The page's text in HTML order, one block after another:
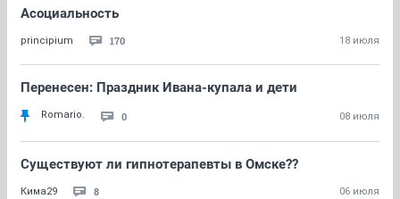
Асоциальность
principium 170 18 июля
Перенесен: Праздник Ивана-купала и дети
Romario. 0 08 июля
Существуют ли гипнотерапевты в Омске??
Кима29 8 06 июля